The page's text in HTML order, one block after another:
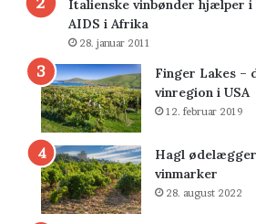
Italienske vinbønder hjælper i
AIDS i Afrika
28. januar 2011
Finger Lakes –
vinregion i USA
12. februar 2019
Hagl
vinmarker
28. august 2022